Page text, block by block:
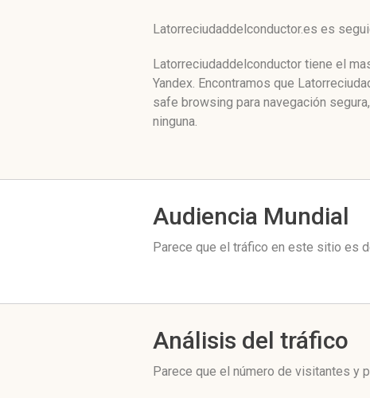
Latorreciudaddelconductor.es es
Latorreciudaddelconductor tiene el
Yandex. Encontramos que
safe browsing para navegación
ninguna.
Audiencia Mundial
Parece que el tráfico en este sitio es
Análisis del tráfico
Parece que el número de visitantes y